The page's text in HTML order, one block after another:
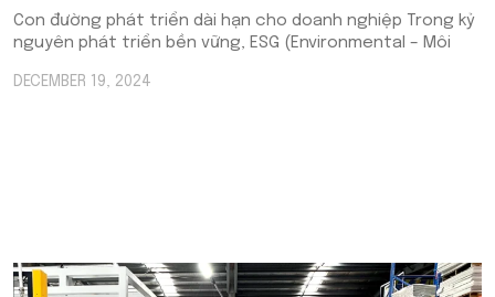
Con đường phát triển dài hạn cho doanh nghiệp Trong kỷ
nguyên phát triển bền vững, ESG (Environmental – Môi
DECEMBER 19, 2024